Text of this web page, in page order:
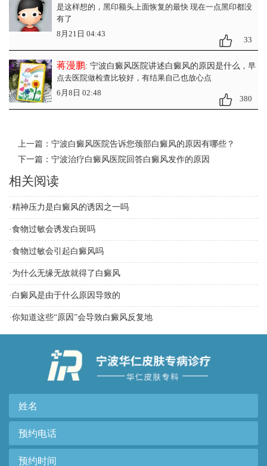
是这样想的，黑印额头上面恢复的最快 现在一点黑印都没
有了
8月21日 04:43
33
蒋漫鹏: 宁波白癜风医院讲述白癜风的原因是什么 ，早
点去医院做检查比较好，有结果自己也放心点
6月8日 02:48
380
上一篇： 宁波白癜风医院告诉您颈部白癜风的原因有哪些？
下一篇： 宁波治疗白癜风医院回答白癜风发作的原因
相关阅读
·精神压力是白癜风的诱因之一吗
·食物过敏会诱发白斑吗
·食物过敏会引起白癜风吗
· 为什么无缘无故就得了白癜风
· 白癜风是由于什么原因导致的
·你知道这些“原因”会导致白癜风反复地